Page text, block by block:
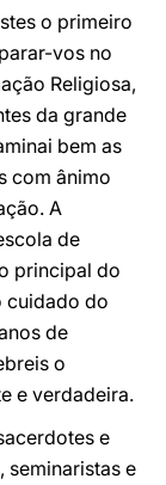
o primeiro
vos no
Religiosa,
da grande
bem as
com ânimo
A
de
principal do
cuidado do
de
o
e verdadeira.
e
seminaristas e